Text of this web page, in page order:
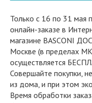
Только с 16 по 31 мая
онлайн-заказе в
магазине BASCONI
Москве (в пределах
осуществляется
Совершайте покупки,
из дома, и при этом
Время обработки